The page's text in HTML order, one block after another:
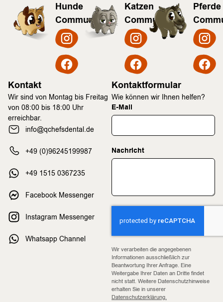
Hunde
Community
Katzen
Community
Pferde
Kontakt
Wir sind von Montag bis Freitag
von 08:00 bis 18:00 Uhr
erreichbar.
info@qchefsdental.de
+49 (0)96245199987
+49 1515 0367235
Facebook Messenger
Instagram Messenger
Whatsapp Channel
Kontaktformular
Wie können wir Ihnen helfen?
E-Mail
Nachricht
Wir verarbeiten die angegebenen
Informationen ausschließlich zur
Beantwortung Ihrer Anfrage. Eine
Weitergabe Ihrer Daten an Dritte findet
nicht statt. Weitere Datenschutzhinweise
erhalten Sie in unserer
Datenschutzerklärung.